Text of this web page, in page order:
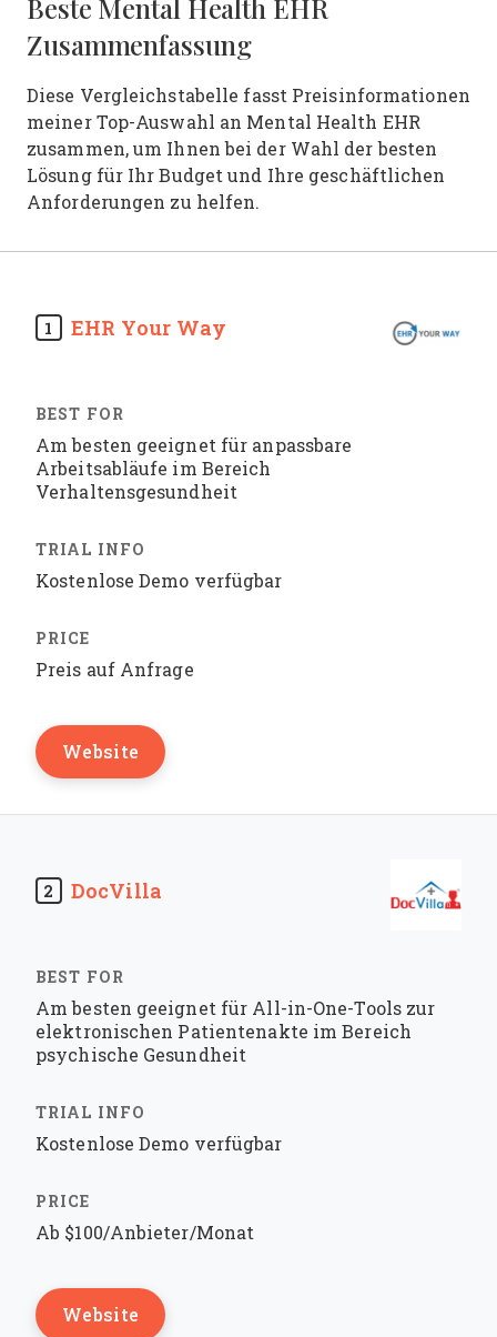
Beste Mental Health EHR
Zusammenfassung
Diese Vergleichstabelle fasst Preisinformationen
meiner Top-Auswahl an Mental Health EHR
zusammen, um Ihnen bei der Wahl der besten
Lösung für Ihr Budget und Ihre geschäftlichen
Anforderungen zu helfen.
1 EHR Your Way
Am besten geeignet für anpassbare
Arbeitsabläufe im Bereich
Verhaltensgesundheit
Kostenlose Demo verfügbar
Preis auf Anfrage
Website
2 DocVilla
Am besten geeignet für All-in-One-Tools zur
elektronischen Patientenakte im Bereich
psychische Gesundheit
Kostenlose Demo verfügbar
Ab $100/Anbieter/Monat
Website